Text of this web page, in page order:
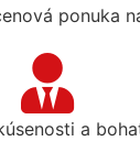
ponuka
a